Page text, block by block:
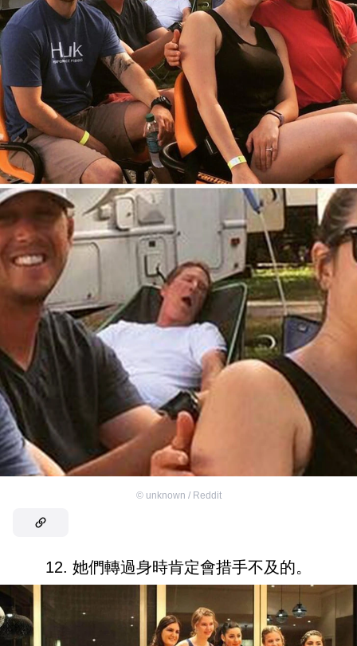
© unknown / Reddit
12. 她們轉過身時肯定會措手不及的。